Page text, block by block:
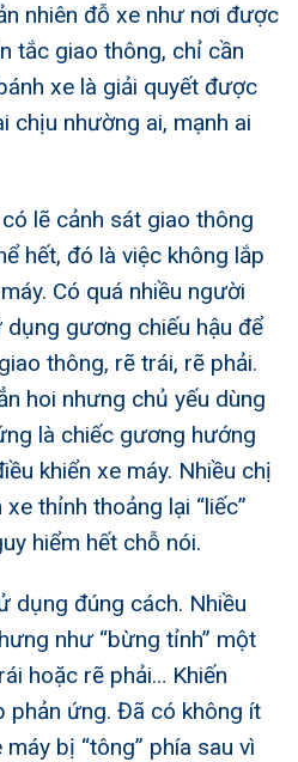
nhiên đỗ xe như nơi được
tắc giao thông, chỉ cần
xe là giải quyết được
chịu nhường ai, mạnh ai
lẽ cảnh sát giao thông
hết, đó là việc không lắp
Có quá nhiều người
gương chiếu hậu để
thông, rẽ trái, rẽ phải.
hoi nhưng chủ yếu dùng
là chiếc gương hướng
khiển xe máy. Nhiều chị
thỉnh thoảng lại “liếc”
hiểm hết chỗ nói.
dụng đúng cách. Nhiều
như “bừng tỉnh” một
hoặc rẽ phải… Khiến
phản ứng. Đã có không ít
bị “tông” phía sau vì